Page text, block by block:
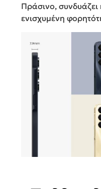
Πράσινο,
ενισχυμένη